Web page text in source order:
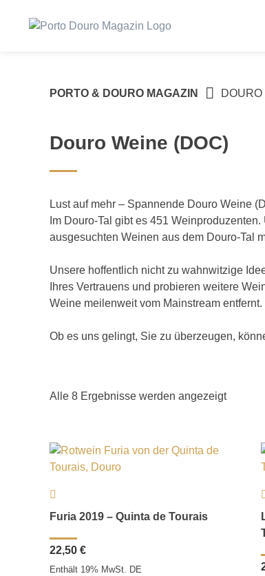
PORTO & DOURO MAGAZIN
Douro Weine (DOC)
Lust auf mehr – Spannende Douro Weine
Im Douro-Tal gibt es 451
ausgesuchten Weinen aus dem Douro-Tal
Unsere hoffentlich nicht zu wahnwitzige
Ihres Vertrauens und probieren weitere
Weine meilenweit vom Mainstream entfernt.
Ob es uns gelingt, Sie zu überzeugen,
Alle 8 Ergebnisse werden angezeigt
Furia 2019 – Quinta de Tourais
22,50 €
Enthält 19% MwSt. DE